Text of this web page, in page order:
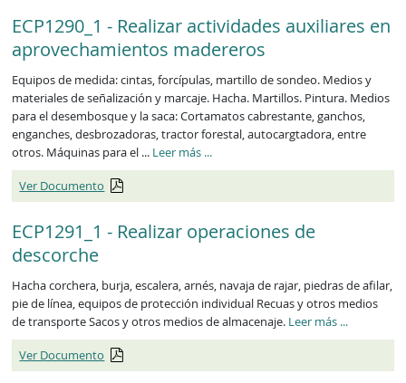
ECP1290_1 - Realizar actividades auxiliares en
aprovechamientos madereros
Equipos de medida: cintas, forcípulas, martillo de sondeo. Medios y
materiales de señalización y marcaje. Hacha. Martillos. Pintura. Medios
para el desembosque y la saca: Cortamatos cabrestante, ganchos,
enganches, desbrozadoras, tractor forestal, autocargtadora, entre
otros. Máquinas para el ... Leer más ...
Ver Documento
ECP1291_1 - Realizar operaciones de
descorche
Hacha corchera, burja, escalera, arnés, navaja de rajar, piedras de afilar,
pie de línea, equipos de protección individual Recuas y otros medios
de transporte Sacos y otros medios de almacenaje. Leer más ...
Ver Documento